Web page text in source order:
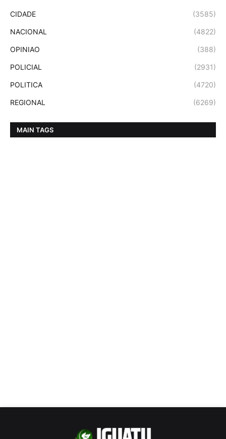
CIDADE (3585)
NACIONAL (4822)
OPINIAO (388)
POLICIAL (2931)
POLITICA (4720)
REGIONAL (6269)
MAIN TAGS